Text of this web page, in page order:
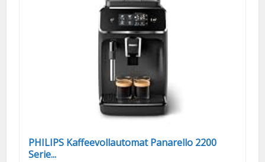
PHILIPS Kaffeevollautomat Panarello 2200
Serie...